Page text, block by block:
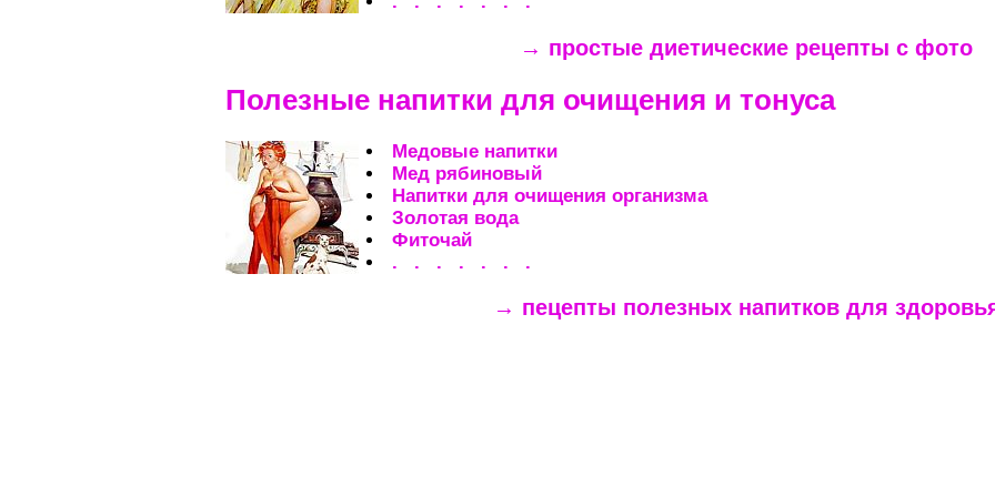
→ простые диетические рецепты с фото
Полезные напитки для очищения и тонуса
Медовые напитки
Мед рябиновый
Напитки для очищения организма
Золотая вода
Фиточай
. . . . . . .
→ пецепты полезных напитков для